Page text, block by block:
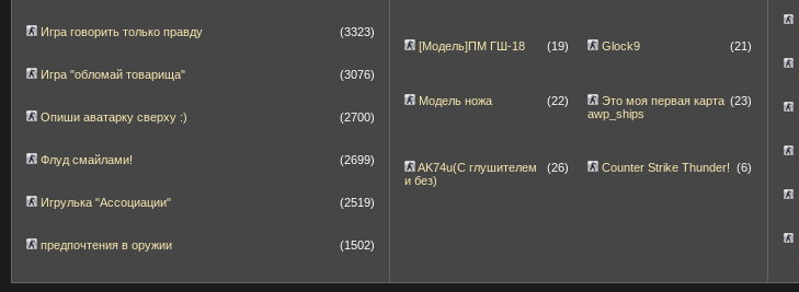
Игра говорить только правду (3323)
Игра "обломай товарища" (3076)
Опиши аватарку сверху :) (2700)
Флуд смайлами! (2699)
Игрулька "Ассоциации" (2519)
предпочтения в оружии (1502)
[Модель]ПМ ГШ-18 (19) Glock9 (21)
Модель ножа (22)
Это моя первая карта
awp_ships
(23)
AK74u(С глушителем
и без)
(26) Counter Strike Thunder! (6)